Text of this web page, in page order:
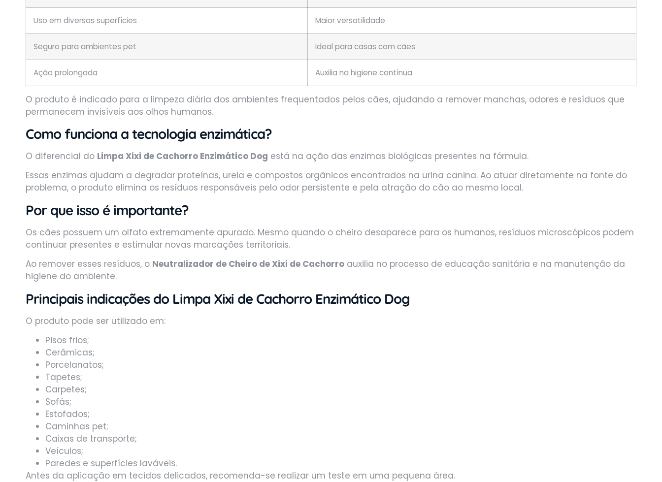
Uso em diversas superfícies Maior versatilidade
Seguro para ambientes pet Ideal para casas com cães
Ação prolongada Auxilia na higiene contínua
O produto é indicado para a limpeza diária dos ambientes frequentados pelos cães, ajudando a remover manchas, odores e resíduos que
permanecem invisíveis aos olhos humanos.
Como funciona a tecnologia enzimática?
O diferencial do Limpa Xixi de Cachorro Enzimático Dog está na ação das enzimas biológicas presentes na fórmula.
Essas enzimas ajudam a degradar proteínas, ureia e compostos orgânicos encontrados na urina canina. Ao atuar diretamente na fonte do
problema, o produto elimina os resíduos responsáveis pelo odor persistente e pela atração do cão ao mesmo local.
Por que isso é importante?
Os cães possuem um olfato extremamente apurado. Mesmo quando o cheiro desaparece para os humanos, resíduos microscópicos podem
continuar presentes e estimular novas marcações territoriais.
Ao remover esses resíduos, o Neutralizador de Cheiro de Xixi de Cachorro auxilia no processo de educação sanitária e na manutenção da
higiene do ambiente.
Principais indicações do Limpa Xixi de Cachorro Enzimático Dog
O produto pode ser utilizado em:
Pisos frios;
Cerâmicas;
Porcelanatos;
Tapetes;
Carpetes;
Sofás;
Estofados;
Caminhas pet;
Caixas de transporte;
Veículos;
Paredes e superfícies laváveis.
Antes da aplicação em tecidos delicados, recomenda-se realizar um teste em uma pequena área.